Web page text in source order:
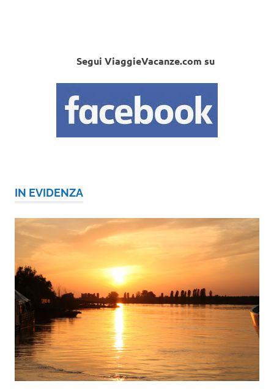
Segui ViaggieVacanze.com su
IN EVIDENZA